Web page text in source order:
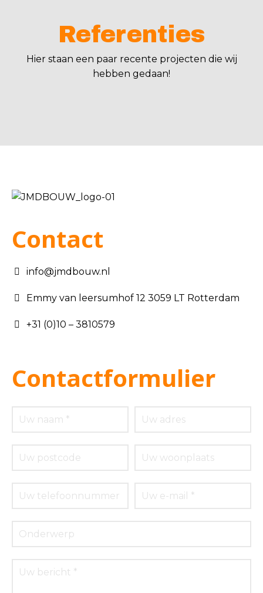
Referenties
Hier staan een paar recente projecten die wij
hebben gedaan!
Contact
info@jmdbouw.nl
Emmy van leersumhof 12 3059 LT Rotterdam
+31 (0)10 – 3810579
Contactformulier